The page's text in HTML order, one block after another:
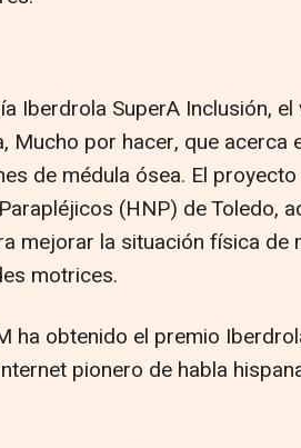
Iberdrola SuperA Inclusión,
Mucho por hacer, que acerca
de médula ósea. El
(HNP) de Toledo,
mejorar la situación física de
motrices.
ha obtenido el premio
pionero de habla